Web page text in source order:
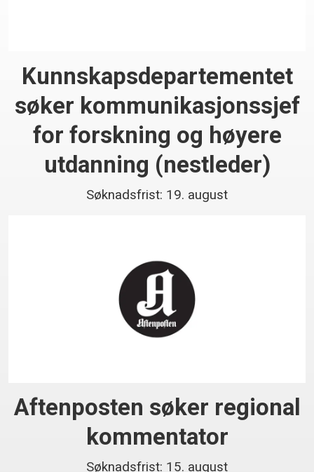
Kunnskaps­departementet
søker kommunikasjonssjef
for forskning og høyere
utdanning (nestleder)
Søknadsfrist: 19. august
Aftenposten søker regional
kommentator
Søknadsfrist: 15. august